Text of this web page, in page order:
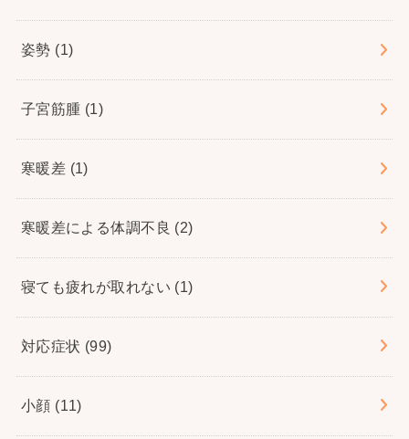
姿勢 (1)
子宮筋腫 (1)
寒暖差 (1)
寒暖差による体調不良 (2)
寝ても疲れが取れない (1)
対応症状 (99)
小顔 (11)